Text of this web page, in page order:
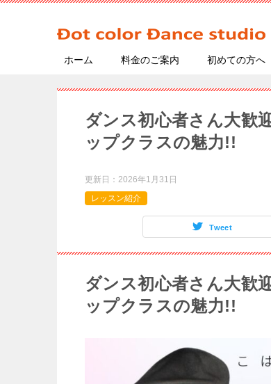
ホーム 料金のご案内 初めての方へ
ダンス初心者さん大歓
ップクラスの魅力!!
更新日： 2026年1月31日
レッスン紹介
Tweet
ダンス初心者さん大歓
ップクラスの魅力!!